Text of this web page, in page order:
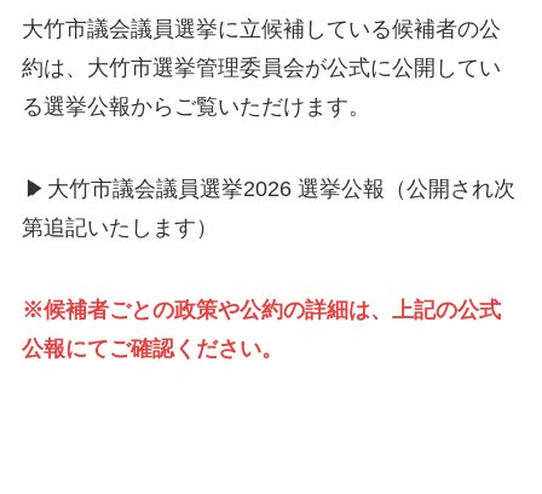
大竹市議会議員選挙に立候補している候補者の公
約は、大竹市選挙管理委員会が公式に公開してい
る選挙公報からご覧いただけます。
▶ 大竹市議会議員選挙2026 選挙公報（公開され次
第追記いたします）
※候補者ごとの政策や公約の詳細は、上記の公式
公報にてご確認ください。